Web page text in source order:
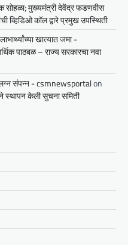
सोहळा; मुख्यमंत्री देवेंद्र फडणवीस
व्हिडिओ कॉल द्वारे प्रमुख उपस्थिती
खात्यात जमा -
पाठबळ – राज्य सरकारचा नवा
लग्न संपन्न - csmnewsportalon
स्थापन केली सुचना समिती